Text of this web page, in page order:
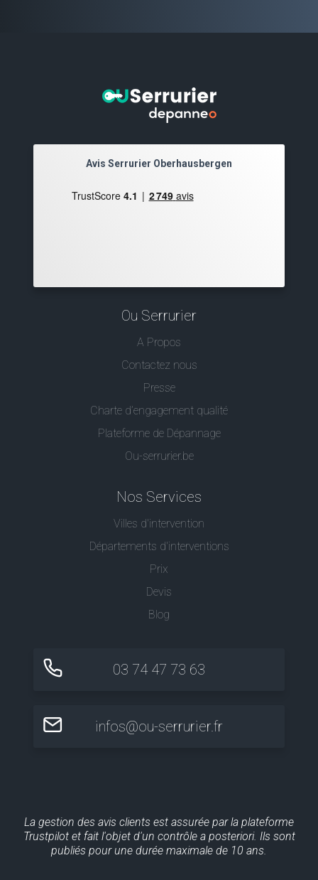
Avis Serrurier Oberhausbergen
Ou Serrurier
A Propos
Contactez nous
Presse
Charte d’engagement qualité
Plateforme de Dépannage
Ou-serrurier.be
Nos Services
Villes d'intervention
Départements d'interventions
Prix
Devis
Blog
03 74 47 73 63
infos@ou-serrurier.fr
La gestion des avis clients est assurée par la plateforme
Trustpilot et fait l'objet d'un contrôle a posteriori. Ils sont
publiés pour une durée maximale de 10 ans.